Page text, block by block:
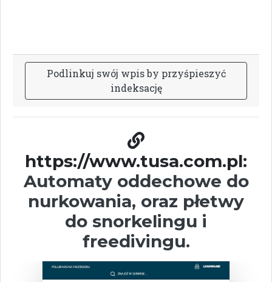
Podlinkuj swój wpisby przyśpieszyć
indeksację
https://www.tusa.com.pl:
Automaty oddechowe do
nurkowania, oraz płetwy
do snorkelingu i
freedivingu.